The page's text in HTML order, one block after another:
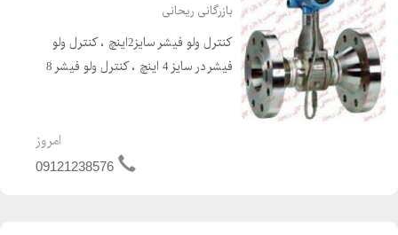
بازرگانی ریحانی
کنترل ولو فیشر سایز2اینچ ، کنترل ولو
فیشر در سایز 4 اینچ ، کنترل ولو فیشر 8
امروز
09121238576